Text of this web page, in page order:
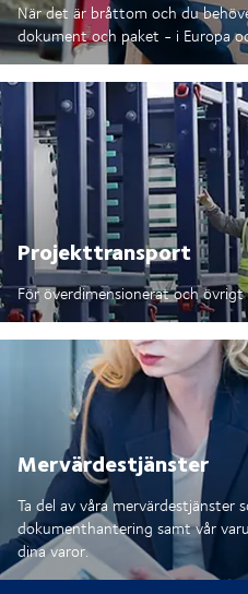
När det är bråttom och du
dokument och paket - i Europa
Projekttransport
För överdimensionerat och
Mervärdestjänster
Ta del av våra mervärdestjänster
dokumenthantering samt vår
dina varor.